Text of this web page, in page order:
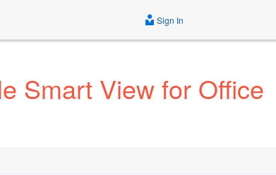
Sign In
Smart View for Office